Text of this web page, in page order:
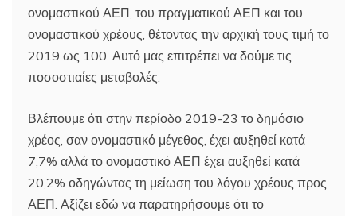
ονομαστικού ΑΕΠ, του πραγματικού ΑΕΠ και του
ονομαστικού χρέους, θέτοντας την αρχική τους τιμή το
2019 ως 100. Αυτό μας επιτρέπει να δούμε τις
ποσοστιαίες μεταβολές.
Βλέπουμε ότι στην περίοδο 2019-23 το δημόσιο
χρέος, σαν ονομαστικό μέγεθος, έχει αυξηθεί κατά
7,7% αλλά το ονομαστικό ΑΕΠ έχει αυξηθεί κατά
20,2% οδηγώντας τη μείωση του λόγου χρέους προς
ΑΕΠ. Αξίζει εδώ να παρατηρήσουμε ότι το